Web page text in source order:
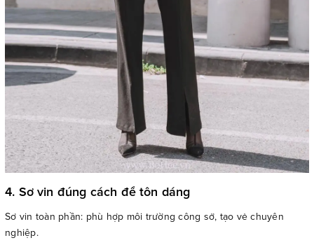
4. Sơ vin đúng cách để tôn dáng
Sơ vin toàn phần: phù hợp môi trường công sở, tạo vẻ chuyên
nghiệp.